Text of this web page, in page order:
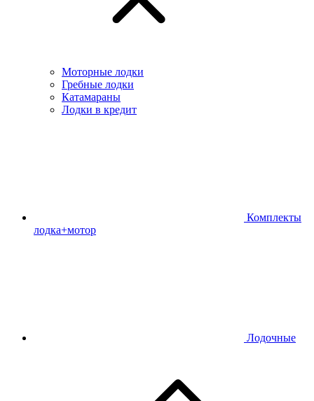
Моторные лодки
Гребные лодки
Катамараны
Лодки в кредит
Комплекты
лодка+мотор
Лодочные